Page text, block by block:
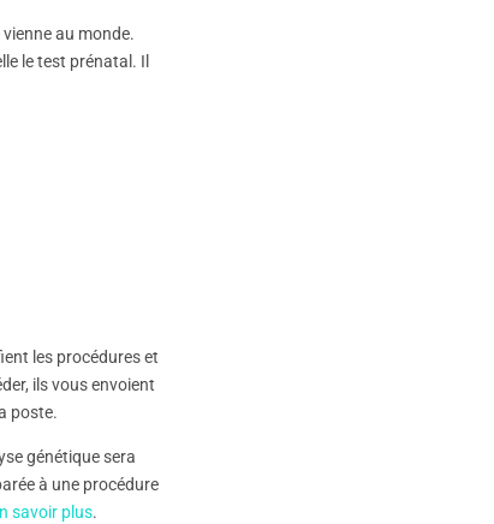
au monde.
le test prénatal. Il
les procédures et
ils vous envoient
poste.
génétique sera
à une procédure
savoir plus.